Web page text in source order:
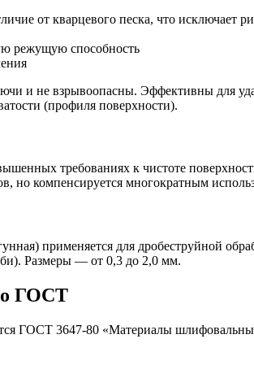
от кварцевого песка, что исключает
режущую способность
и не взрывоопасны. Эффективны для
(профиля поверхности).
требованиях к чистоте
но компенсируется многократным
применяется для дробеструйной
Размеры — от 0,3 до 2,0 мм.
ГОСТ
ГОСТ 3647-80 «Материалы